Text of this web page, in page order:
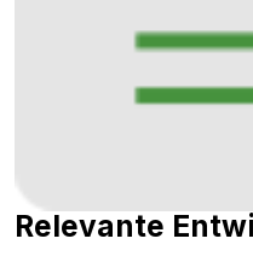
Relevante